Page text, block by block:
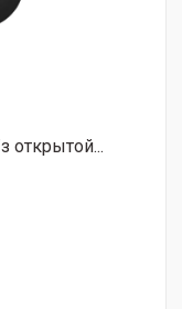
открытой...